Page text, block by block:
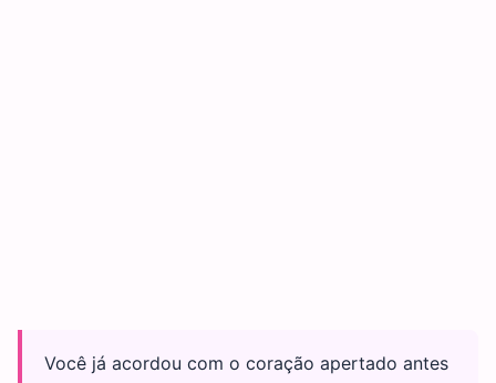
Você já acordou com o coração apertado antes